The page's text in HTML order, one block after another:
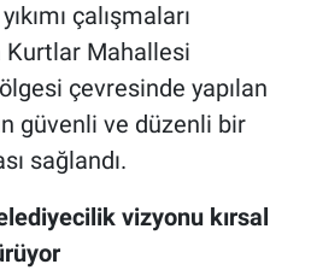
çalışmaları
Kurtlar Mahallesi
çevresinde yapılan
güvenli ve düzenli bir
sağlandı.
vizyonu kırsal